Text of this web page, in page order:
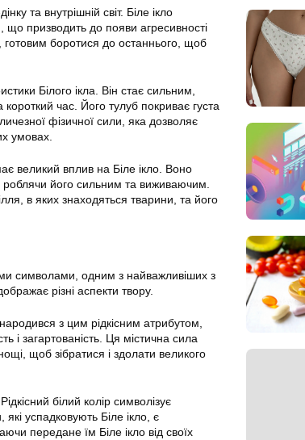
та внутрішній світ. Біле ікло
призводить до появи агресивності
боротися до останнього, щоб
Білого ікла. Він стає сильним,
час. Його тулуб покриває густа
фізичної сили, яка дозволяє
умовах.
великий вплив на Біле ікло. Воно
роблячи його сильним та виживаючим.
в яких знаходяться тварини, та його
символами, одним з найважливіших з
різні аспекти твору.
з цим рідкісним атрибутом,
і загартованість. Ця містична сила
щоб зібратися і здолати великого
білий колір символізує
успадковують Біле ікло, є
передане їм Біле ікло від своїх